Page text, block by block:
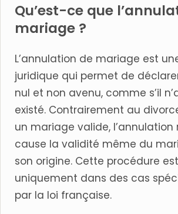
Qu’est-ce que
mariage ?
L’annulation de mariage est
juridique qui permet de
nul et non avenu, comme s’il
existé. Contrairement au
un mariage valide, l’annulation
cause la validité même du
son origine. Cette procédure
uniquement dans des cas
par la loi française.